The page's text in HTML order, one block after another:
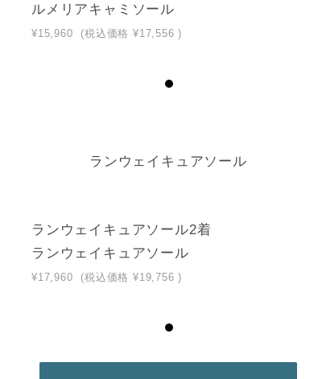
ルメリアキャミソール
¥15,960 (税込価格 ¥17,556 )
ランウェイキュアソール
ランウェイキュアソール2着
ランウェイキュアソール
¥17,960 (税込価格 ¥19,756 )